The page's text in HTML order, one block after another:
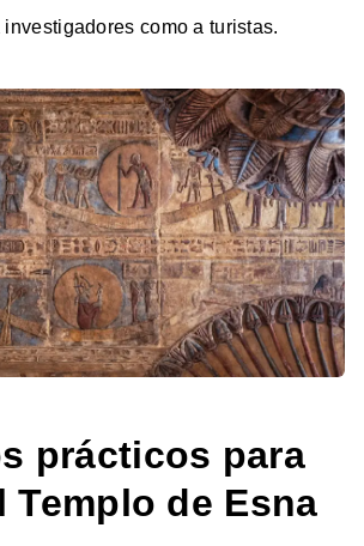
como a turistas.
prácticos para
Templo de Esna